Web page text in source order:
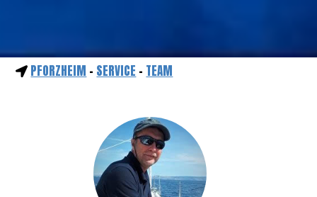
PFORZHEIM - SERVICE - TEAM